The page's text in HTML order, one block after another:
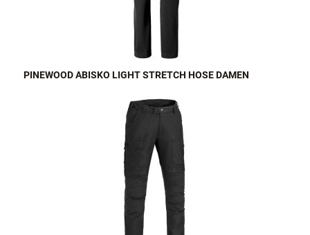
PINEWOOD ABISKO LIGHT STRETCH HOSE DAMEN